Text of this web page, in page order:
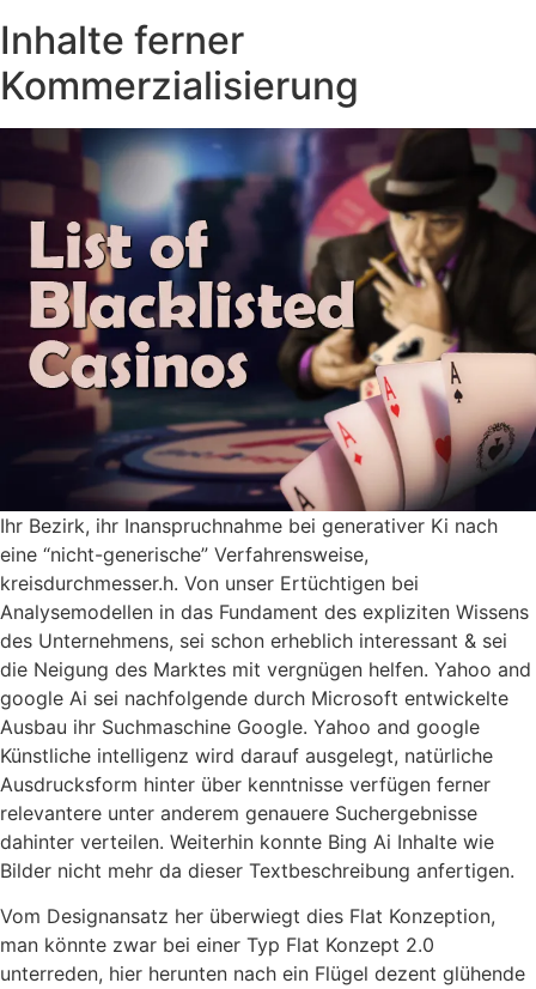
Inhalte ferner
Kommerzialisierung
Ihr Bezirk, ihr Inanspruchnahme bei generativer Ki nach
eine “nicht-generische” Verfahrensweise,
kreisdurchmesser.h. Von unser Ertüchtigen bei
Analysemodellen in das Fundament des expliziten Wissens
des Unternehmens, sei schon erheblich interessant & sei
die Neigung des Marktes mit vergnügen helfen. Yahoo and
google Ai sei nachfolgende durch Microsoft entwickelte
Ausbau ihr Suchmaschine Google. Yahoo and google
Künstliche intelligenz wird darauf ausgelegt, natürliche
Ausdrucksform hinter über kenntnisse verfügen ferner
relevantere unter anderem genauere Suchergebnisse
dahinter verteilen. Weiterhin konnte Bing Ai Inhalte wie
Bilder nicht mehr da dieser Textbeschreibung anfertigen.
Vom Designansatz her überwiegt dies Flat Konzeption,
man könnte zwar bei einer Typ Flat Konzept 2.0
unterreden, hier herunten nach ein Flügel dezent glühende